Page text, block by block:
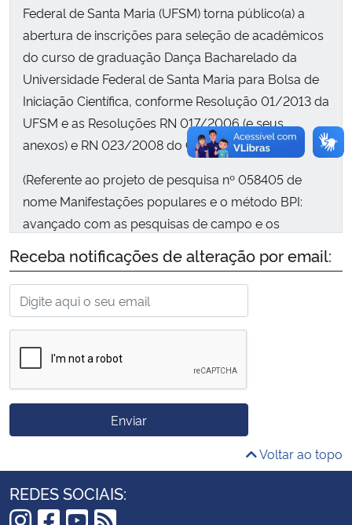
Secretaria de Governo
Gabinete de Segurança Institucional
Advocacia-Geral da União
Banco Central do Brasil
Planalto
Federal de Santa Maria (UFSM) torna público(a) a
abertura de inscrições para seleção de acadêmicos
do curso de graduação Dança Bacharelado da
Universidade Federal de Santa Maria para Bolsa de
Iniciação Científica, conforme Resolução 01/2013 da
UFSM e as Resoluções RN 017/2006 (e seus
anexos) e RN 023/2008 do CNPq.
(Referente ao projeto de pesquisa nº 058405 de
nome Manifestações populares e o método BPI:
avançado com as pesquisas de campo e os
Sênior, do Centro de Artes e Letras 2023).
Receba notificações de alteração por email:
Enviar
Voltar ao topo
REDES SOCIAIS: